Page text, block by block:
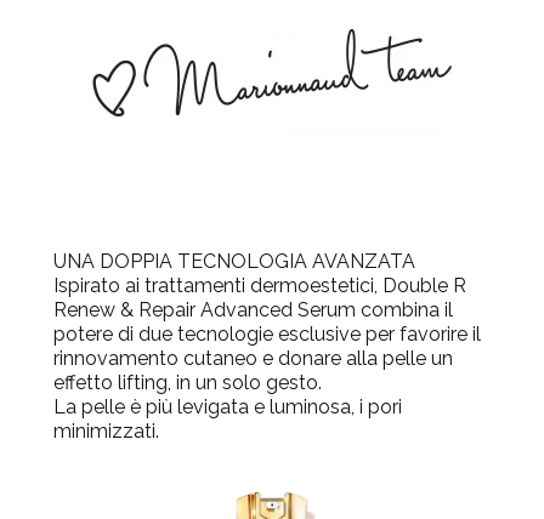
UNA DOPPIA TECNOLOGIA AVANZATA
Ispirato ai trattamenti dermoestetici, Double R
Renew & Repair Advanced Serum combina il
potere di due tecnologie esclusive per favorire il
rinnovamento cutaneo e donare alla pelle un
effetto lifting, in un solo gesto.
La pelle è più levigata e luminosa, i pori
minimizzati.